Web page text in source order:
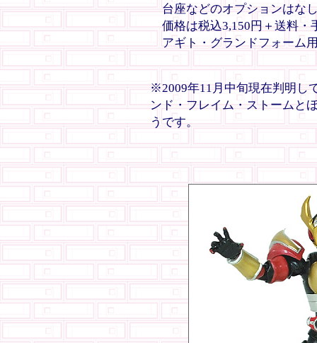
台座などのオプションはな
価格は税込3,150円＋送料・
アギト・グランドフォーム
※2009年11月中旬現在判明し
ンド・フレイム・ストームと
うです。